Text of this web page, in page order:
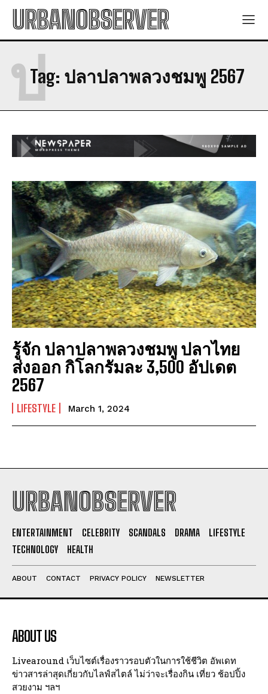
I WANT IN
I've read and accept the Privacy Policy
URBANOBSERVER
Tag: ปลาปลาพลวงชมพู 2567
ป
รู้จัก ปลาปลาพลวงชมพู ปลาไทย
ส่งออก กิโลกรัมละ 3,500 อัปเดต
2567
LIFESTYLE March 1, 2024
URBANOBSERVER
ENTERTAINMENT CELEBRITY SCANDALS DRAMA
LIFESTYLE
TECHNOLOGY
HEALTH
ABOUT CONTACT PRIVACY POLICY NEWSLETTER
ABOUT US
Livearound เว็บไซต์เรื่องราวรอบตัวในการใช้ชีวิต อัพเดท
ข่าวสารล่าสุดเกี่ยวกับไลฟ์สไตล์ ไม่ว่าจะเรื่องกิน เที่ยว ช้อปปิ้ง
สวยงาม ฯลฯ